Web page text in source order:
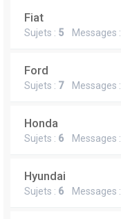
Fiat
Sujets : 5 Messages :
Ford
Sujets : 7Messages :
Honda
Sujets : 6 Messages :
Hyundai
Sujets : 6 Messages :